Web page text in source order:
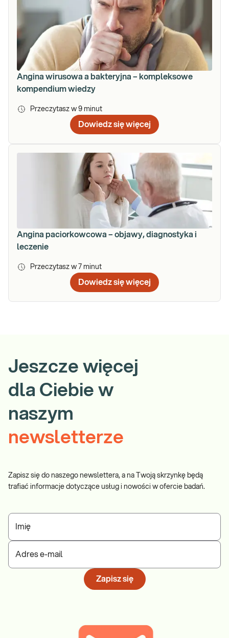
Angina wirusowa a bakteryjna – kompleksowe
kompendium wiedzy
Przeczytasz w 9 minut
Dowiedz się więcej
Angina paciorkowcowa – objawy, diagnostyka i
leczenie
Przeczytasz w 7 minut
Dowiedz się więcej
Jeszcze więcej
dla Ciebie w
naszym
newsletterze
Zapisz się do naszego newslettera, a na Twoją skrzynkę będą
trafiać informacje dotyczące usług i nowości w ofercie badań.
Imię
Adres e-mail
Zapisz się